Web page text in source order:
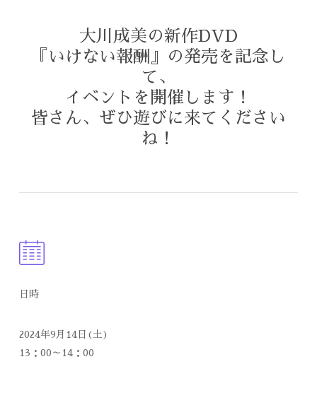
大川成美の新作DVD
『いけない報酬』の発売を記念し
て、
イベントを開催します！
皆さん、ぜひ遊びに来てください
ね！
日時
2024年9月14日(土)
13：00～14：00